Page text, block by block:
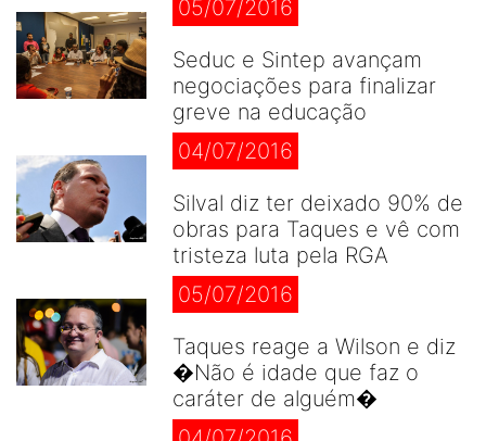
05/07/2016
Seduc e Sintep avançam
negociações para finalizar
greve na educação
04/07/2016
Silval diz ter deixado 90% de
obras para Taques e vê com
tristeza luta pela RGA
05/07/2016
Taques reage a Wilson e diz
�Não é idade que faz o
caráter de alguém�